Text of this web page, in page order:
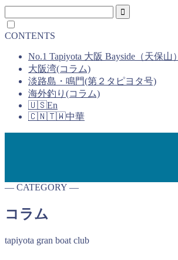
CONTENTS
No.1 Tapiyota 大阪 Bayside（天保山）
大阪湾(コラム)
淡路島・鳴門(第２タピヨタ号)
海外釣り (コラム)
🇺🇸En
🇨🇳🇹🇼中華
― CATEGORY ―
コラム
tapiyota gran boat club